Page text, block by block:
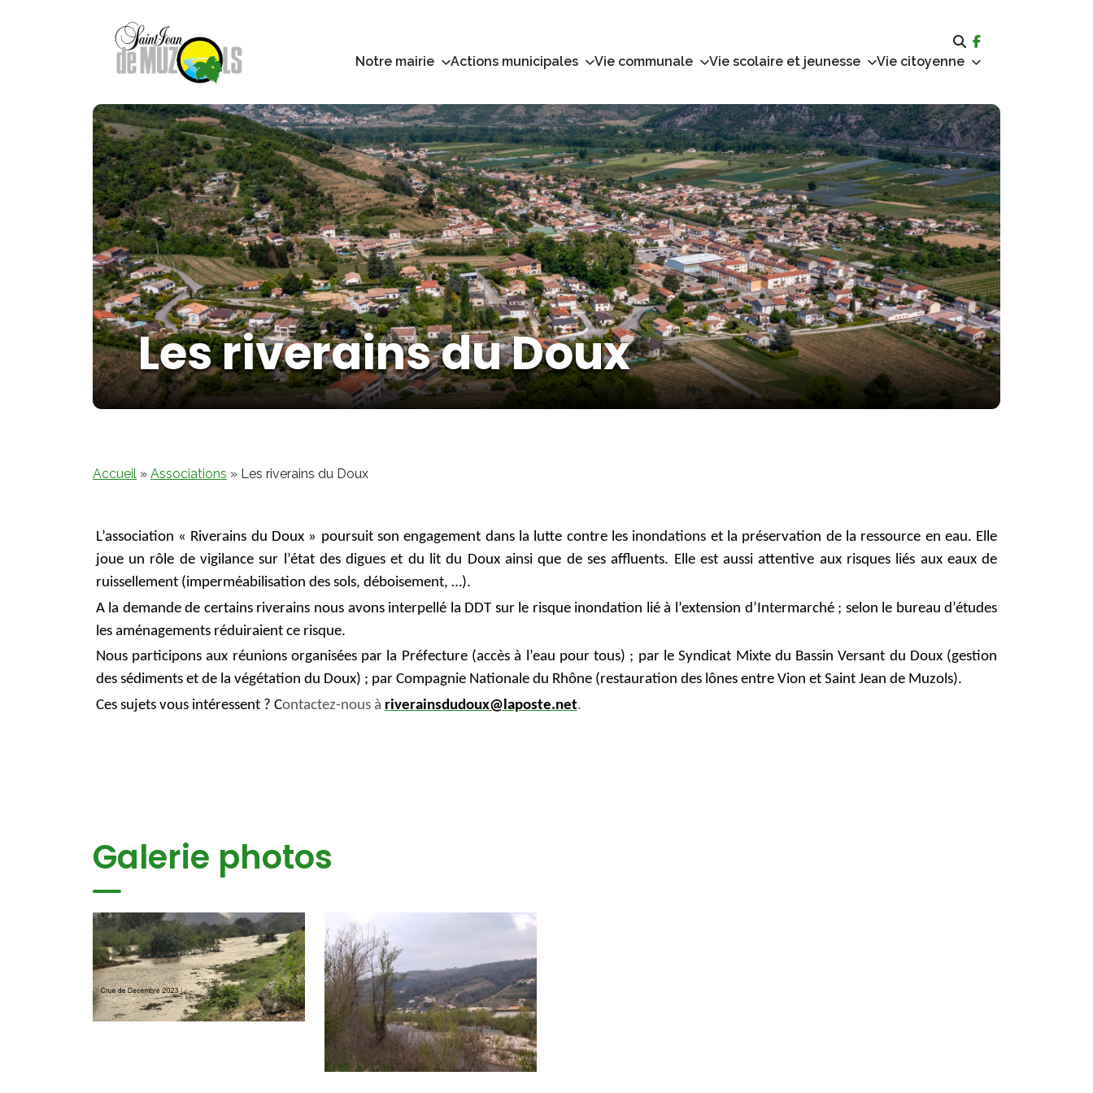
Notre mairie Actions municipales Vie communale Vie scolaire et jeunesse Vie citoyenne
Les riverains du Doux
Accueil » Associations » Les riverains du Doux
L’association « Riverains du Doux » poursuit son engagement dans la lutte contre les inondations et la préservation de la ressource en eau. Elle
joue un rôle de vigilance sur l’état des digues et du lit du Doux ainsi que de ses affluents. Elle est aussi attentive aux risques liés aux eaux de
ruissellement (imperméabilisation des sols, déboisement, …).
A la demande de certains riverains nous avons interpellé la DDT sur le risque inondation lié à l’extension d’Intermarché ; selon le bureau d’études
les aménagements réduiraient ce risque.
Nous participons aux réunions organisées par la Préfecture (accès à l’eau pour tous) ; par le Syndicat Mixte du Bassin Versant du Doux (gestion
des sédiments et de la végétation du Doux) ; par Compagnie Nationale du Rhône (restauration des lônes entre Vion et Saint Jean de Muzols).
Ces sujets vous intéressent ? Contactez-nous à riverainsdudoux@laposte.net.
Galerie photos